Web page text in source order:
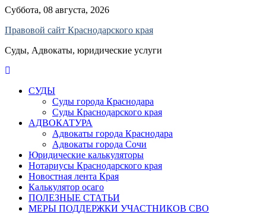
Skip
content
Суббота, 08 августа, 2026
Правовой сайт Краснодарского края
Суды, Адвокаты, юридические услуги
СУДЫ
Суды города Краснодара
Суды Краснодарского края
АДВОКАТУРА
Адвокаты города Краснодара
Адвокаты города Сочи
Юридические калькуляторы
Нотариусы Краснодарского края
Новостная лента Края
Калькулятор осаго
ПОЛЕЗНЫЕ СТАТЬИ
МЕРЫ ПОДДЕРЖКИ УЧАСТНИКОВ СВО